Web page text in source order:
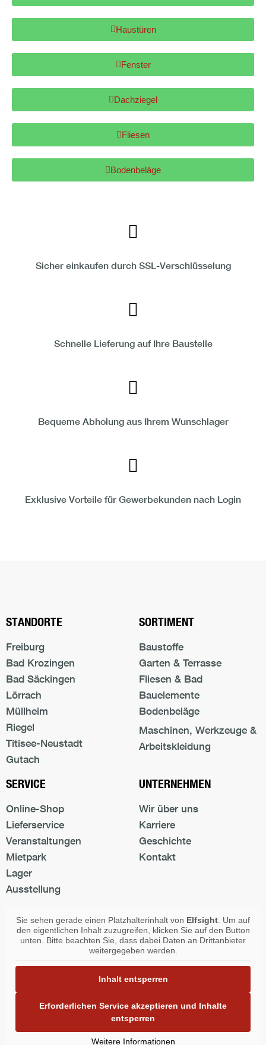
Haustüren
Haustüren
Fenster
Fenster
Dachziegel
Dachziegel
Fliesen
Fliesen
Bodenbeläge
Bodenbeläge
Sicher einkaufen durch SSL-Verschlüsselung
Schnelle Lieferung auf Ihre Baustelle
Bequeme Abholung aus Ihrem Wunschlager
Exklusive Vorteile für Gewerbekunden nach Login
STANDORTE
Freiburg
Bad Krozingen
Bad Säckingen
Lörrach
Müllheim
Riegel
Titisee-Neustadt
Gutach
SORTIMENT
Baustoffe
Garten & Terrasse
Fliesen & Bad
Bauelemente
Bodenbeläge
Maschinen, Werkzeuge &
Arbeitskleidung
SERVICE
Online-Shop
Lieferservice
Veranstaltungen
Mietpark
Lager
Ausstellung
UNTERNEHMEN
Wir über uns
Karriere
Geschichte
Kontakt
Sie sehen gerade einen Platzhalterinhalt von Elfsight . Um auf
den eigentlichen Inhalt zuzugreifen, klicken Sie auf den Button
unten. Bitte beachten Sie, dass dabei Daten an Drittanbieter
weitergegeben werden.
Inhalt entsperren
Erforderlichen Service akzeptieren und Inhalte
entsperren
Weitere Informationen